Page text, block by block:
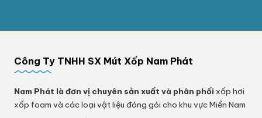
Công Ty TNHH SX Mút Xốp Nam Phát
Nam Phát là đơn vị chuyên sản xuất và phân phối xốp hơi
xốp foam và các loại vật liệu đóng gói cho khu vực Miền Nam